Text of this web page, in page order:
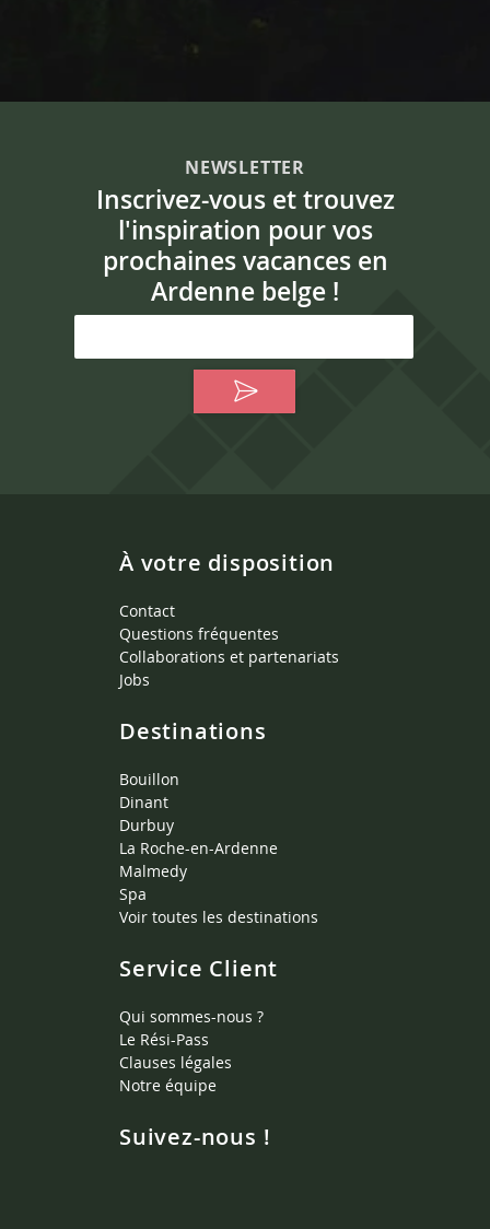
NEWSLETTER
Inscrivez-vous et trouvez
l'inspiration pour vos
prochaines vacances en
Ardenne belge !
À votre disposition
Contact
Questions fréquentes
Collaborations et partenariats
Jobs
Destinations
Bouillon
Dinant
Durbuy
La Roche-en-Ardenne
Malmedy
Spa
Voir toutes les destinations
Service Client
Qui sommes-nous ?
Le Rési-Pass
Clauses légales
Notre équipe
Suivez-nous !